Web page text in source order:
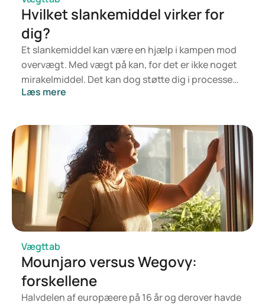
Hvilket slankemiddel virker for
dig?
Et slankemiddel kan være en hjælp i kampen mod
overvægt. Med vægt på kan, for det er ikke noget
mirakelmiddel. Det kan dog støtte dig i processen.
Livsstil og en balanceret kost er fundamentet for
nogle gange er det bare ikke nok til at nå målet. Så
kan en kombination med slankemiddel være
løsningen. Du skal dog opfylde visse krav for at
kunne få disse lægemidler. Hvilket middel der
passer bedst til dig, afhænger af din situation. Her
dykker vi ned i overvægt og giver et overblik over
forskellige slankemidler.
Læs mere
Vægttab
Mounjaro versus Wegovy:
forskellene
Halvdelen af europæere på 16 år og derover havde